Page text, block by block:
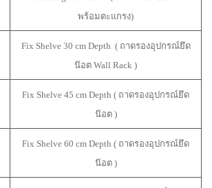
พร้อมตะแกรง)
Fix Shelve 30 cm Depth ( ถาดรองอุปกรณ์ยึด
น๊อต Wall Rack )
Fix Shelve 45 cm Depth ( ถาดรองอุปกรณ์ยึด
น๊อต )
Fix Shelve 60 cm Depth ( ถาดรองอุปกรณ์ยึด
น๊อต )